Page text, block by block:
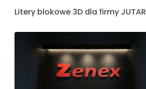
Litery blokowe 3D dla firmy JUTAR